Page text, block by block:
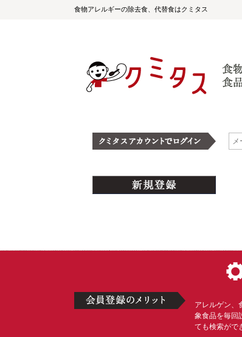
食物アレルギーの除去食、代替食はクミタス
アレルゲン、
象食品を毎回
ても検索がで